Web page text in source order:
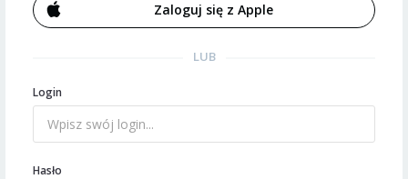
Zaloguj się z Apple
LUB
Login
Hasło